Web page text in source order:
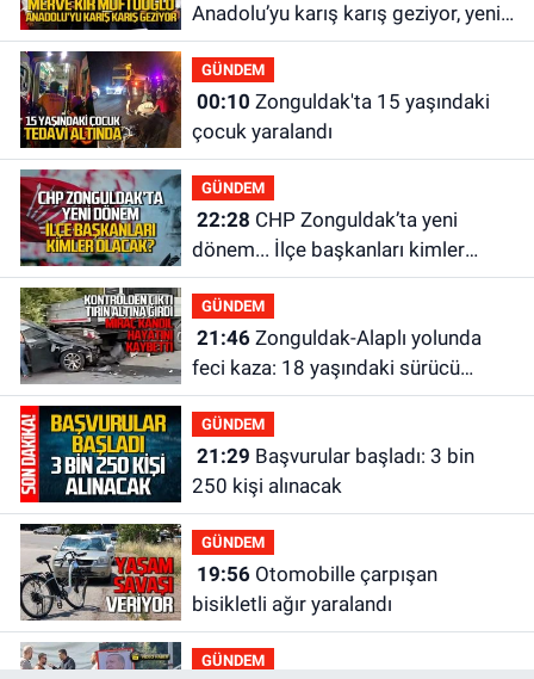
Anadolu’yu karış karış geziyor, yeni
yapılanmaları şekillendiriyor
GÜNDEM
00:10
çocuk yaralandı
GÜNDEM
22:28
dönem... İlçe başkanları kimler
olacak?
GÜNDEM
21:46Zonguldak-Alaplı yolunda
feci kaza: 18 yaşındaki sürücü
hayatını kaybetti
GÜNDEM
21:29
250 kişi alınacak
GÜNDEM
19:56Otomobille çarpışan
bisikletli ağır yaralandı
GÜNDEM